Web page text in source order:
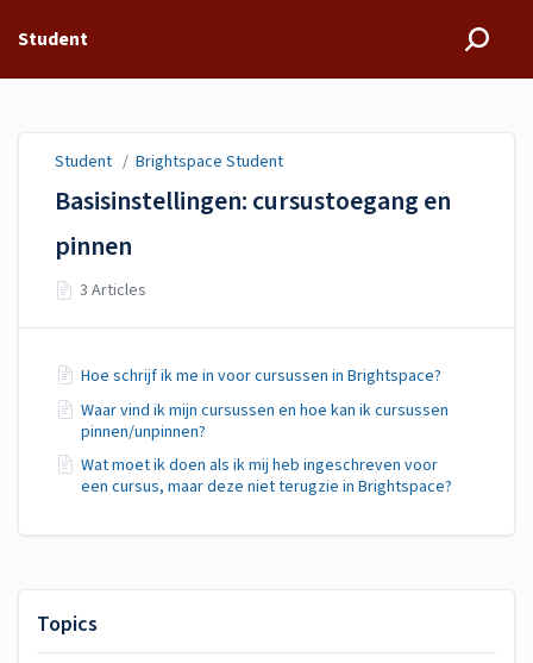
Student
Topics
Student / Brightspace Student
Basisinstellingen: cursustoegang en
pinnen
3 Articles
Hoe schrijf ik me in voor cursussen in Brightspace?
Waar vind ik mijn cursussen en hoe kan ik cursussen
pinnen/unpinnen?
Wat moet ik doen als ik mij heb ingeschreven voor
een cursus, maar deze niet terugzie in Brightspace?